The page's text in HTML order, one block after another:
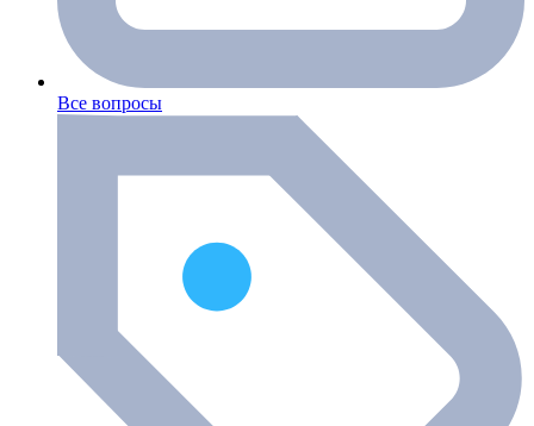
Все вопросы